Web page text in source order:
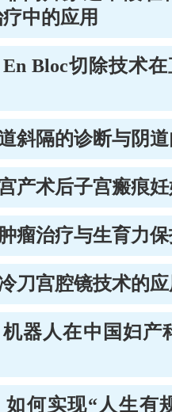
中的应用
Bloc切除技术
斜隔的诊断与阴
产术后子宫瘢痕
瘤治疗与生育力
刀宫腔镜技术的
器人在中国妇产
何实现“人生有